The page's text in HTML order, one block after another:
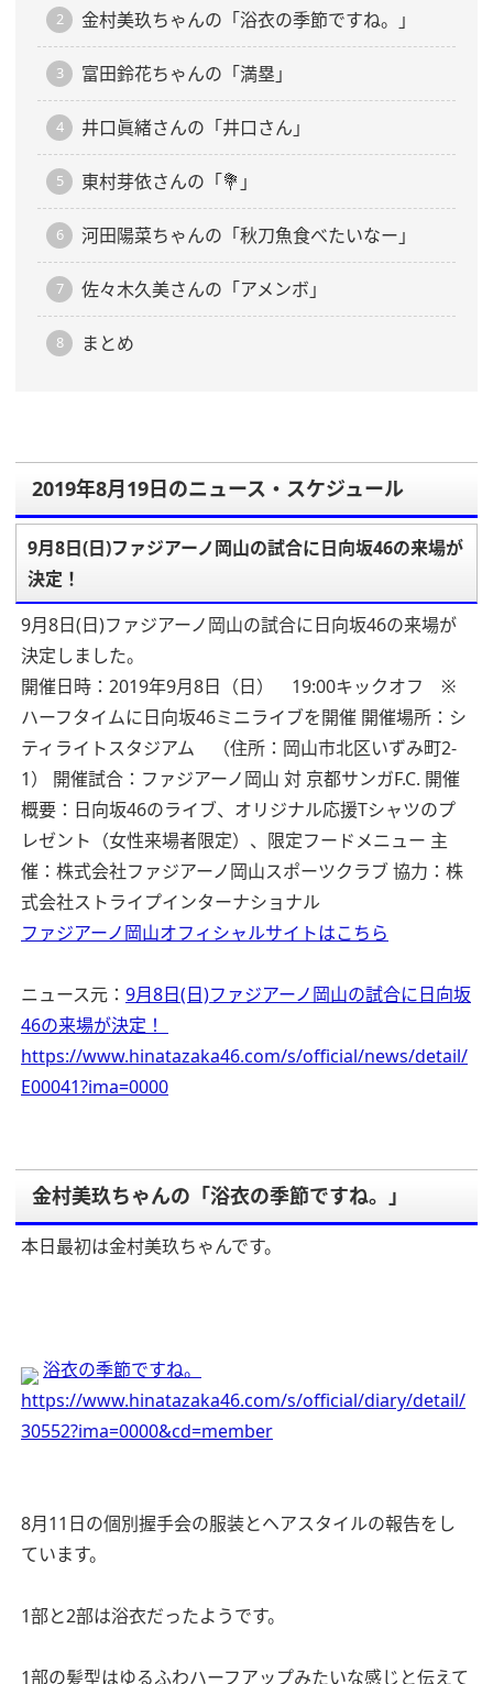
金村美玖ちゃんの「浴衣の季節ですね。」
富田鈴花ちゃんの「満塁」
井口眞緒さんの「井口さん」
東村芽依さんの「💐」
河田陽菜ちゃんの「秋刀魚食べたいなー」
佐々木久美さんの「アメンボ」
まとめ
2019年8月19日のニュース・スケジュール
9月8日(日)ファジアーノ岡山の試合に日向坂46の来場が
決定！
9月8日(日)ファジアーノ岡山の試合に日向坂46の来場が
決定しました。
開催日時：2019年9月8日（日） 19:00キックオフ ※
ハーフタイムに日向坂46ミニライブを開催 開催場所：シ
ティライトスタジアム （住所：岡山市北区いずみ町2-
1）
開催試合：ファジアーノ岡山 対 京都サンガF.C. 開催
概要：日向坂46のライブ、オリジナル応援Tシャツのプ
レゼント（女性来場者限定）、限定フードメニュー 主
催：株式会社ファジアーノ岡山スポーツクラブ協力：株
式会社ストライプインターナショナル
ファジアーノ岡山オフィシャルサイトはこちら
ニュース元： 9月8日(日)ファジアーノ岡山の試合に日向坂
46の来場が決定！
https://www.hinatazaka46.com/s/official/news/detail/
E00041?ima=0000
金村美玖ちゃんの「浴衣の季節ですね。」
本日最初は金村美玖ちゃんです。
浴衣の季節ですね。
https://www.hinatazaka46.com/s/official/diary/detail/
30552?ima=0000&cd=member
8月11日の個別握手会の服装とヘアスタイルの報告をし
ています。
1部と2部は浴衣だったようです。
1部の髪型はゆるふわハーフアップみたいな感じと伝えて